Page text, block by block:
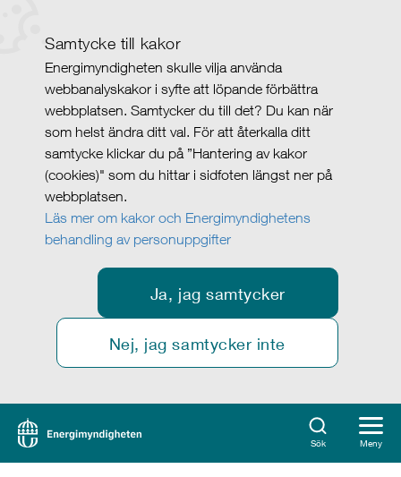
Samtycke till kakor
Energimyndigheten skulle vilja använda
webbanalyskakor i syfte att löpande förbättra
webbplatsen. Samtycker du till det? Du kan när
som helst ändra ditt val. För att återkalla ditt
samtycke klickar du på ”Hantering av kakor
(cookies)" som du hittar i sidfoten längst ner på
webbplatsen.
Läs mer om kakor och Energimyndighetens
behandling av personuppgifter
Ja, jag samtycker
Nej, jag samtycker inte
Sök Meny